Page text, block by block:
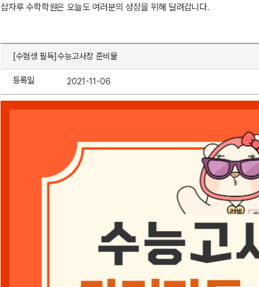
삽자루 수학학원은 오늘도 여러분의 성장을 위해 달려갑니다.
[수험생 필독]수능고사장 준비물
등록일 2021-11-06